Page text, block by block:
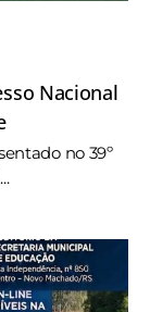
Nacional
no 39º